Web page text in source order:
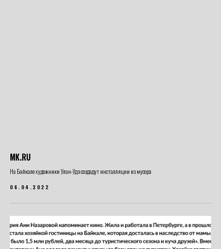
MK.RU
На Байкале художники Улан-Удэ создадут инсталляции из мусора
06.04.2022